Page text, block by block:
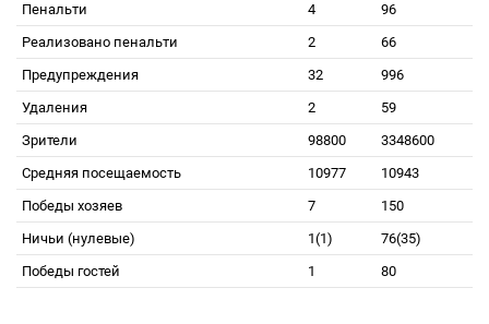
Пенальти
4
96
Реализовано пенальти
2
66
Предупреждения
32
996
Удаления
2
59
Зрители
98800
3348600
Средняя посещаемость
10977
10943
Победы хозяев
7
150
Ничьи (нулевые)
1(1)
76(35)
Победы гостей
1 80